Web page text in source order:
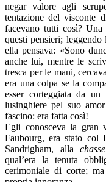
negar valore agli
tentazione del visconte
facevano tutti così?
questi pensieri;
ella pensava: «Sono
anche lui, mentre le
tresca per le mani,
era una colpa se la
esser corteggiata da
lusinghiere pel suo
fascino: era fatta così!
Egli conosceva la gran
Faubourg, era stato col
Sandrigham, alla
qual’era la tenuta
cerimoniale di corte;